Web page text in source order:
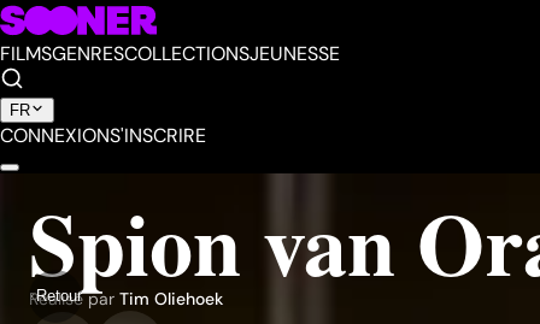
FILMSGENRESCOLLECTIONSJEUNESSE
FR
CONNEXIONS'INSCRIRE
Retour
Spion van
Réalisé par Tim Oliehoek